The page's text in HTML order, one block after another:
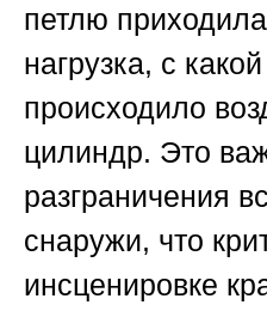
петлю
нагрузка, с
происходило
цилиндр. Это
разграничения
снаружи, что
инсценировке